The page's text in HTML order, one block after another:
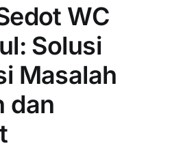
WC
Solusi
Masalah
dan